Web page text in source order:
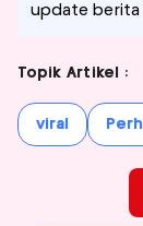
update berita
Topik Artikel :
viral